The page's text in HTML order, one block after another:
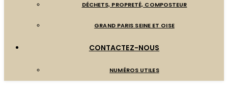
DÉCHETS, PROPRETÉ, COMPOSTEUR
GRAND PARIS SEINE ET OISE
CONTACTEZ-NOUS
NUMÉROS UTILES